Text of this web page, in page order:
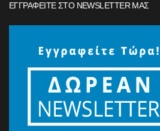
ΕΓΓΡΑΦΕΊΤΕ ΣΤΟ NEWSLETTER ΜΑΣ